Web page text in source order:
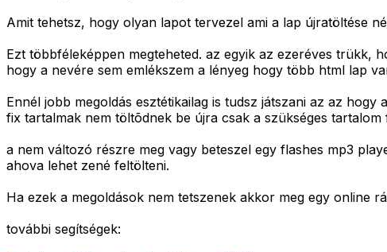
Amit tehetsz, hogy olyan lapot tervezel ami a lap újratöltése
Ezt többféleképpen megteheted. az egyik az ezeréves trükk,
hogy a nevére sem emlékszem a lényeg hogy több html lap
Ennél jobb megoldás esztétikailag is tudsz játszani az az
fix tartalmak nem töltõdnek be újra csak a szükséges
a nem változó részre meg vagy beteszel egy flashes mp3
ahova lehet zené feltölteni.
Ha ezek a megoldások nem tetszenek akkor meg egy online
további segítségek: